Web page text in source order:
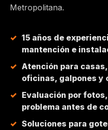
QUILICURA
COLINA
CHICUREO
Metropolitana.
15 años de
mantención e
Atención para
oficinas, galpones y
Evaluación por
problema antes de
Soluciones para